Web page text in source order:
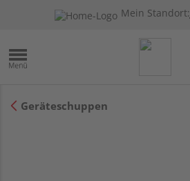
Mein Standort:
Geräteschuppen